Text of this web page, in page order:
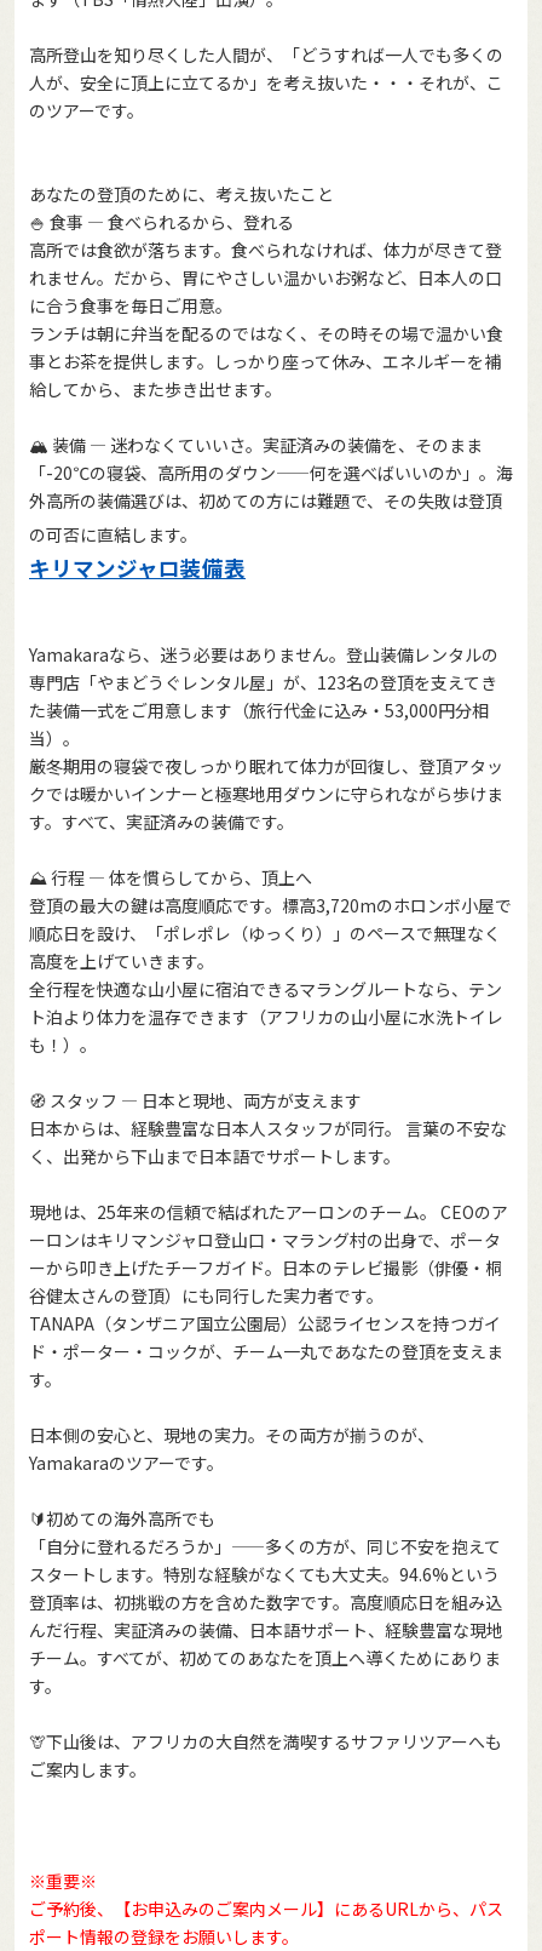
高所登山を知り尽くした人間が、「どうすれば一人でも多くの
人が、安全に頂上に立てるか」を考え抜いた・・・それが、こ
のツアーです。
あなたの登頂のために、考え抜いたこと
🍚 食事 — 食べられるから、登れる
高所では食欲が落ちます。食べられなければ、体力が尽きて登
れません。だから、胃にやさしい温かいお粥など、日本人の口
に合う食事を毎日ご用意。
ランチは朝に弁当を配るのではなく、その時その場で温かい食
事とお茶を提供します。しっかり座って休み、エネルギーを補
給してから、また歩き出せます。
🏔️ 装備 — 迷わなくていいさ。実証済みの装備を、そのまま
「-20℃の寝袋、高所用のダウン——何を選べばいいのか」。海
外高所の装備選びは、初めての方には難題で、その失敗は登頂
の可否に直結します。
キリマンジャロ装備表
Yamakaraなら、迷う必要はありません。登山装備レンタルの
専門店「やまどうぐレンタル屋」が、123名の登頂を支えてき
た装備一式をご用意します（旅行代金に込み・53,000円分相
当）。
厳冬期用の寝袋で夜しっかり眠れて体力が回復し、登頂アタッ
クでは暖かいインナーと極寒地用ダウンに守られながら歩けま
す。すべて、実証済みの装備です。
⛰️ 行程 — 体を慣らしてから、頂上へ
登頂の最大の鍵は高度順応です。標高3,720mのホロンボ小屋で
順応日を設け、「ポレポレ（ゆっくり）」のペースで無理なく
高度を上げていきます。
全行程を快適な山小屋に宿泊できるマラングルートなら、テン
ト泊より体力を温存できます（アフリカの山小屋に水洗トイレ
も！）。
🧭 スタッフ — 日本と現地、両方が支えます
日本からは、経験豊富な日本人スタッフが同行。 言葉の不安な
く、出発から下山まで日本語でサポートします。
現地は、25年来の信頼で結ばれたアーロンのチーム。 CEOのア
ーロンはキリマンジャロ登山口・マラング村の出身で、ポータ
ーから叩き上げたチーフガイド。日本のテレビ撮影（俳優・桐
谷健太さんの登頂）にも同行した実力者です。
TANAPA（タンザニア国立公園局）公認ライセンスを持つガイ
ド・ポーター・コックが、チーム一丸であなたの登頂を支えま
す。
日本側の安心と、現地の実力。その両方が揃うのが、
Yamakaraのツアーです。
🔰初めての海外高所でも
「自分に登れるだろうか」——多くの方が、同じ不安を抱えて
スタートします。特別な経験がなくても大丈夫。94.6%という
登頂率は、初挑戦の方を含めた数字です。高度順応日を組み込
んだ行程、実証済みの装備、日本語サポート、経験豊富な現地
チーム。すべてが、初めてのあなたを頂上へ導くためにありま
す。
🦒下山後は、アフリカの大自然を満喫するサファリツアーへも
ご案内します。
※重要※
ご予約後、【お申込みのご案内メール】にあるURLから、パス
ポート情報の登録をお願いします。